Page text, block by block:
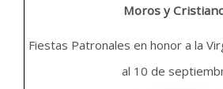
Moros y
Fiestas Patronales en honor a la
al 10 de